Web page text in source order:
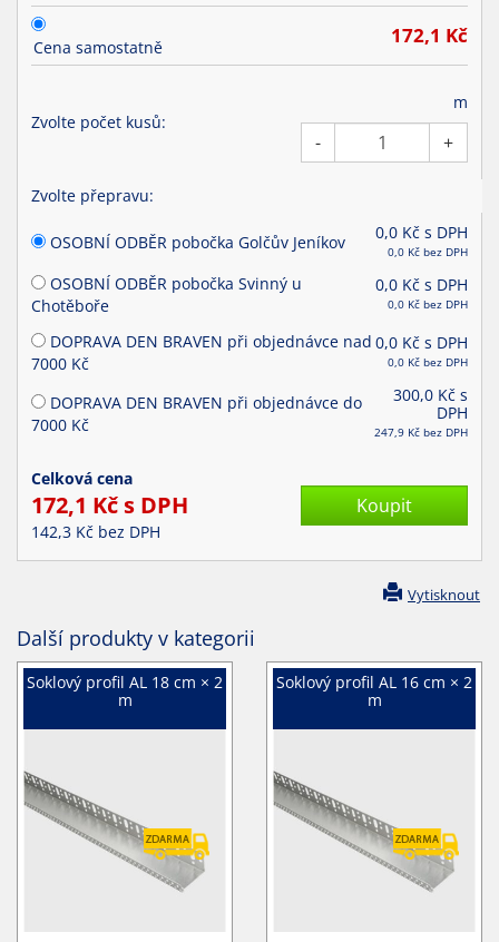
Cena samostatně 172,1 Kč
Zvolte počet kusů:
m
- +
Zvolte přepravu:
OSOBNÍ ODBĚR pobočka Golčův Jeníkov 0,0 Kč s DPH
0,0 Kč bez DPH
OSOBNÍ ODBĚR pobočka Svinný u
Chotěboře
0,0 Kč s DPH
0,0 Kč bez DPH
DOPRAVA DEN BRAVEN při objednávce nad
7000 Kč
0,0 Kč s DPH
0,0 Kč bez DPH
DOPRAVA DEN BRAVEN při objednávce do
7000 Kč
300,0 Kč s
DPH
247,9 Kč bez DPH
Celková cena
172,1 Kč s DPH
142,3 Kč bez DPH
Vytisknout
Další produkty v kategorii
Soklový profil AL 18 cm × 2
m
Soklový profil AL 16 cm × 2
m